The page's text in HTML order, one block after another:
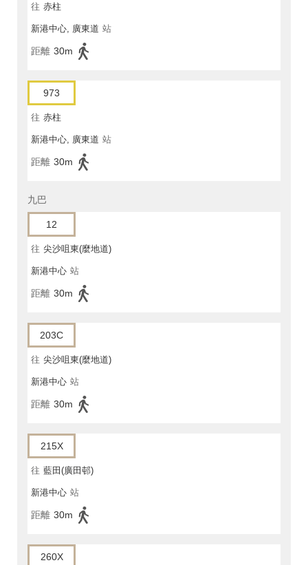
往 赤柱
新港中心, 廣東道 站
距離 30m
973
往 赤柱
新港中心, 廣東道 站
距離 30m
九巴
12
往 尖沙咀東(麼地道)
新港中心 站
距離 30m
203C
往 尖沙咀東(麼地道)
新港中心 站
距離 30m
215X
往 藍田(廣田邨)
新港中心 站
距離 30m
260X